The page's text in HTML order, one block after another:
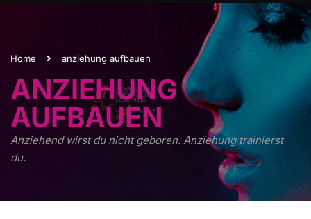
Home anziehung aufbauen
ANZIEHUNG
AUFBAUEN
Anziehend wirst du nicht geboren. Anziehung trainierst
du.